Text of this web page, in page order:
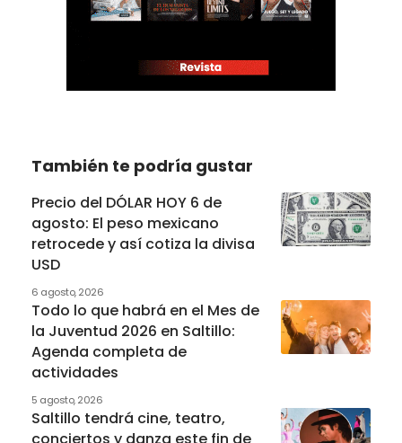
También te podría gustar
Precio del DÓLAR HOY 6 de
agosto: El peso mexicano
retrocede y así cotiza la divisa
USD
6 agosto, 2026
Todo lo que habrá en el Mes de
la Juventud 2026 en Saltillo:
Agenda completa de
actividades
5 agosto, 2026
Saltillo tendrá cine, teatro,